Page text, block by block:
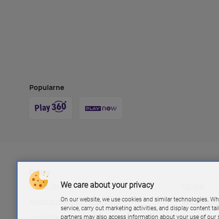
Popularne
O Play
Grupa Play
Investor relations P4 sp. z.o.o
Biuro
Blog Play
We care about your privacy
On our website, we use cookies and similar technologies.
service, carry out marketing activities, and display content
partners may also access information about your use of